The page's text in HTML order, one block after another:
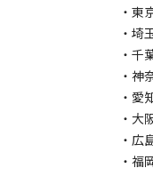
・東
・埼
・千
・神
・愛
・大
・広
・福